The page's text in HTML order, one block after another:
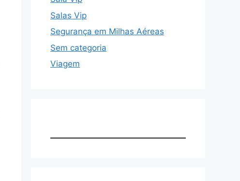
Salas Vip
Segurança em Milhas Aéreas
Sem categoria
Viagem